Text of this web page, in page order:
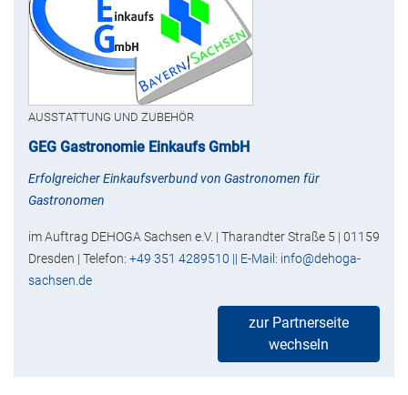
AUSSTATTUNG UND ZUBEHÖR
GEG Gastronomie Einkaufs GmbH
Erfolgreicher Einkaufsverbund von Gastronomen für
Gastronomen
im Auftrag DEHOGA Sachsen e.V. | Tharandter Straße 5 | 01159
Dresden | Telefon: +49 351 4289510 || E-Mail: info@dehoga-
sachsen.de
zur Partnerseite
wechseln